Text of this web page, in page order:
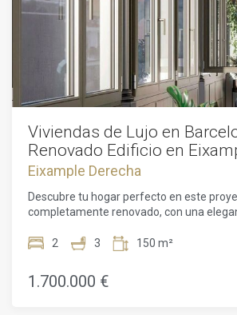
Viviendas de Lujo en
Renovado Edificio en
Dormitorios y 2 Baños
Eixample Derecha
Descubre tu hogar perfecto en este
completamente renovado, con una
en cada rincón.Con 2 dormitorios y 3
servicio de conserjería, ascensor y suelos
apartamento es un refugio de lujo lleno
2 3 150 m²
1.700.000 €